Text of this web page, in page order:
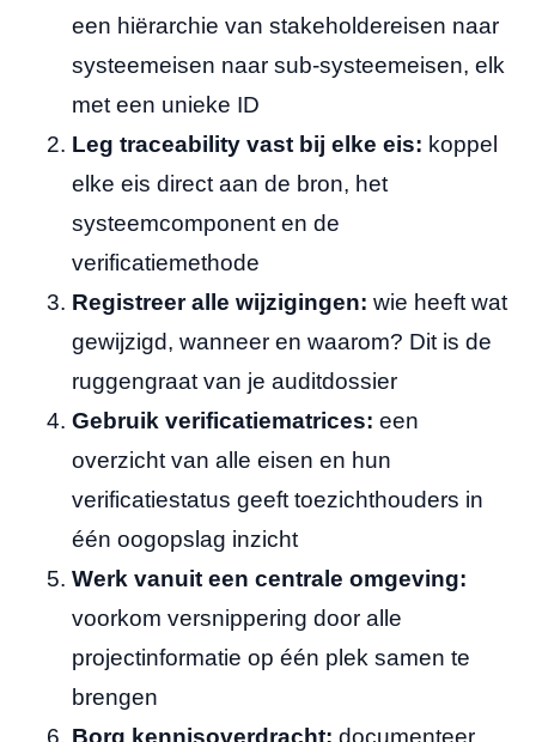
een hiërarchie van stakeholdereisen naar
systeemeisen naar sub-systeemeisen, elk
met een unieke ID
Leg traceability vast bij elke eis: koppel
elke eis direct aan de bron, het
systeemcomponent en de
verificatiemethode
Registreer alle wijzigingen: wie heeft wat
gewijzigd, wanneer en waarom? Dit is de
ruggengraat van je auditdossier
Gebruik verificatiematrices: een
overzicht van alle eisen en hun
verificatiestatus geeft toezichthouders in
één oogopslag inzicht
Werk vanuit een centrale omgeving:
voorkom versnippering door alle
projectinformatie op één plek samen te
brengen
Borg kennisoverdracht: documenteer